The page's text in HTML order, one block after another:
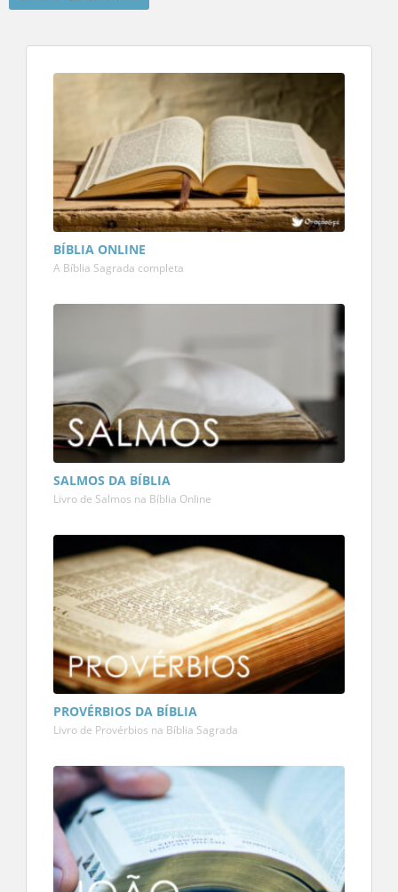
BÍBLIA ONLINE
A Bíblia Sagrada completa
SALMOS DA BÍBLIA
Livro de Salmos na Bíblia Online
PROVÉRBIOS DA BÍBLIA
Livro de Provérbios na Bíblia Sagrada